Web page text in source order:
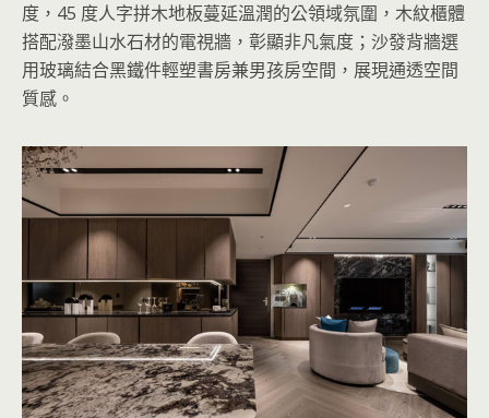
度，45 度人字拼木地板蔓延溫潤的公領域氛圍，木紋櫃體
搭配潑墨山水石材的電視牆，彰顯非凡氣度；沙發背牆選
用玻璃結合黑鐵件輕塑書房兼男孩房空間，展現通透空間
質感。